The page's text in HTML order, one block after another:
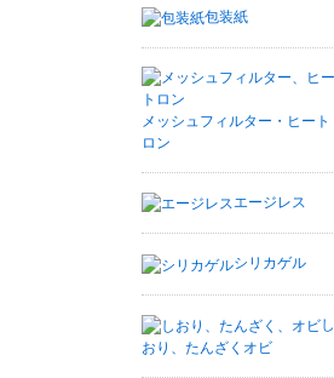
包装紙
メッシュフィルター・ヒート
ロン
エージレス
シリカゲル
し
おり、たんざくオビ